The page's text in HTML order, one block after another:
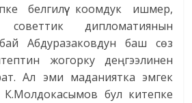
белгилүү коомдук ишмер,
дипломатиянын
Абдуразаковдун баш сөз
жогорку деңгээлинен
Ал эми маданиятка эмгек
бул китепке